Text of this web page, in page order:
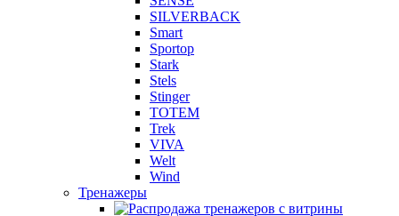
SILVERBACK
Smart
Sportop
Stark
Stels
Stinger
TOTEM
Trek
VIVA
Welt
Wind
Тренажеры